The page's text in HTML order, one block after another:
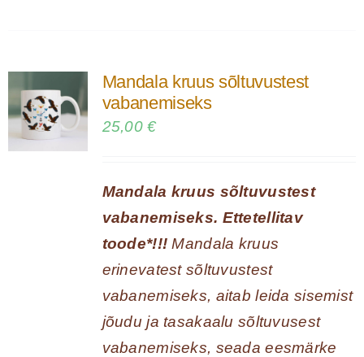
Mandala kruus sõltuvustest
vabanemiseks
25,00€
Mandala kruus sõltuvustest
vabanemiseks. Ettetellitav
toode*!!! Mandala kruus
erinevatest sõltuvustest
vabanemiseks, aitab leida sisemist
jõudu ja tasakaalu sõltuvusest
vabanemiseks, seada eesmärke